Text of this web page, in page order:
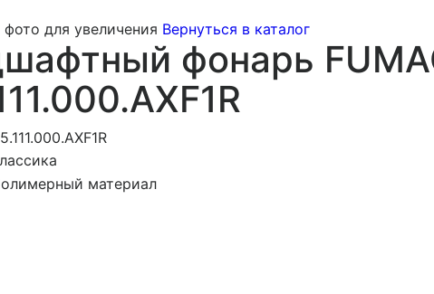
фото для увеличения Вернуться в каталог
фонарь
материал